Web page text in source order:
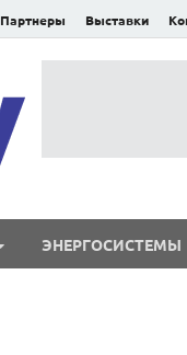
Партнеры Выставки
ЭНЕРГОСИСТЕМЫ